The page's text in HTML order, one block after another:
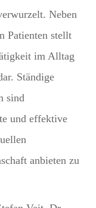
Neben
Patienten stellt
im Alltag
Ständige
sind
und effektive
anbieten zu